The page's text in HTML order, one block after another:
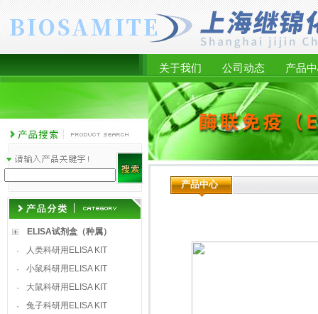
关于我们 公司动态 产品
ELISA试剂盒（种属）
·
人类科研用ELISA KIT
·
小鼠科研用ELISA KIT
·
大鼠科研用ELISA KIT
·
兔子科研用ELISA KIT
产品中心